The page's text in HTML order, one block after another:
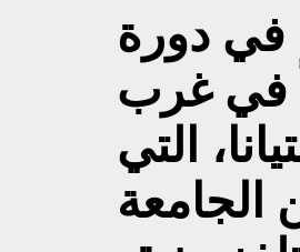
في دورة
في غرب
التي